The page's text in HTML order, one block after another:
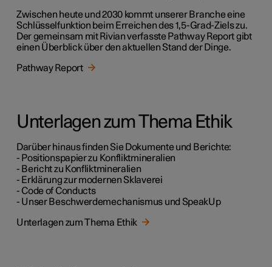
Zwischen heute und 2030 kommt unserer Branche eine
Schlüsselfunktion beim Erreichen des 1,5-Grad-Ziels zu.
Der gemeinsam mit Rivian verfasste Pathway Report gibt
einen Überblick über den aktuellen Stand der Dinge.
Pathway Report
Unterlagen zum Thema Ethik
Darüber hinaus finden Sie Dokumente und Berichte:
- Positionspapier zu Konfliktmineralien
- Bericht zu Konfliktmineralien
- Erklärung zur modernen Sklaverei
- Code of Conducts
- Unser Beschwerdemechanismus und SpeakUp
Unterlagen zum Thema Ethik